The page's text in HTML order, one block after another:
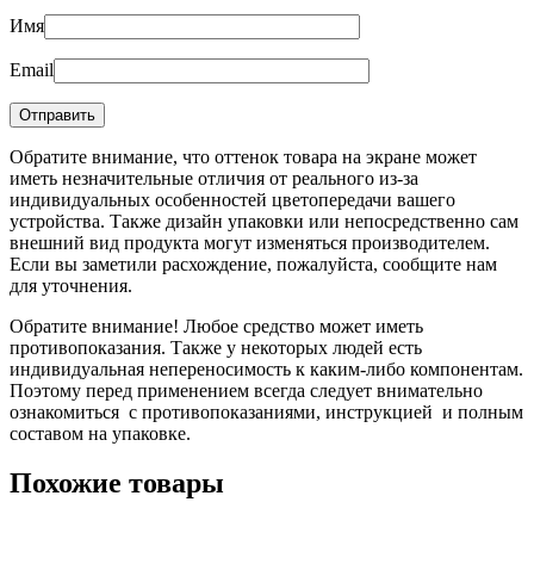
Имя
Email
Обратите внимание, что оттенок товара на экране может
иметь незначительные отличия от реального из-за
индивидуальных особенностей цветопередачи вашего
устройства. Также дизайн упаковки или непосредственно сам
внешний вид продукта могут изменяться производителем.
Если вы заметили расхождение, пожалуйста, сообщите нам
для уточнения.
Обратите внимание! Любое средство может иметь
противопоказания. Также у некоторых людей есть
индивидуальная непереносимость к каким-либо компонентам.
Поэтому перед применением всегда следует внимательно
ознакомиться с противопоказаниями, инструкцией и полным
составом на упаковке.
Похожие товары